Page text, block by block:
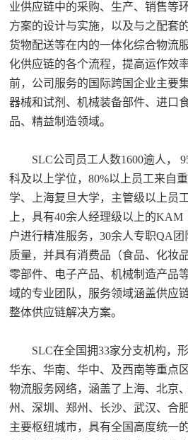
业供应链中的采购、生产、销售等
方案的设计与实施，以及与之配套
货物配送等在内的一体化综合物流
化供应链的各个流程，提高运作效
前，公司服务的国际跨国企业主要
器械和试剂、机械装备部件、进口
品、精益制造领域。
SLC公司员工人数1600逾人，
科及以上学位，80%以上员工来自
学、上海复旦大学，主管级以上员
上，具有40余人经理级以上的
户进行精准服务，30余人专职QA
质量，并具有消费品（食品、化妆
零部件、电子产品、机械制造产品
域的专业团队，服务领域涵盖供应
整体供应链解决方案。
SLC在全国拥33家分支机构，形
华东、华南、华中、及西南等重点
物流服务网络，涵盖了上海、北京
州、深圳、郑州、长沙、武汉、合
主要枢纽城市，具有全国高度统一